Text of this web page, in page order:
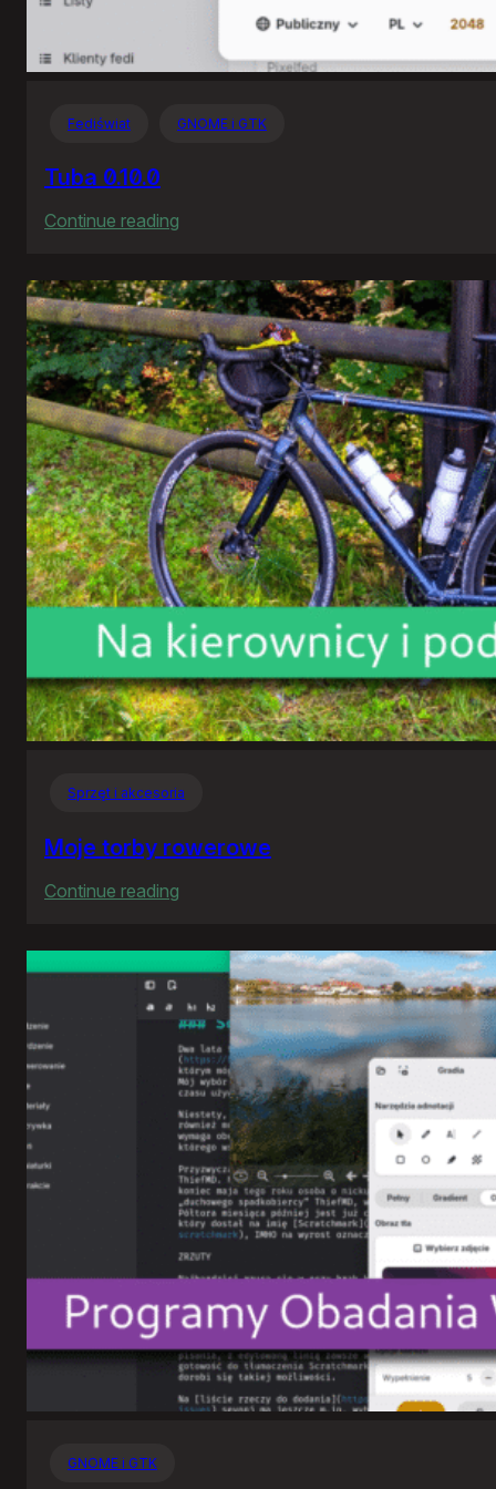
Fediświat GNOME i GTK
Tuba 0.10.0
Continue reading
0.10.0
Sprzęt i akcesoria
Moje torby rowerowe
Continue reading
torby
rowerowe
GNOME i GTK